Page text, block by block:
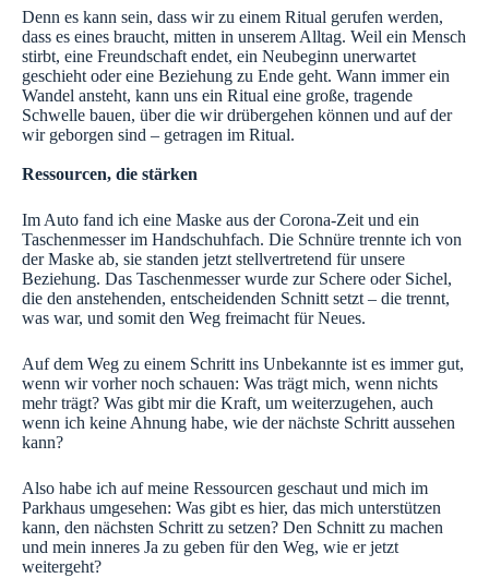
Denn es kann sein, dass wir zu einem Ritual gerufen werden,
dass es eines braucht, mitten in unserem Alltag. Weil ein Mensch
stirbt, eine Freundschaft endet, ein Neubeginn unerwartet
geschieht oder eine Beziehung zu Ende geht. Wann immer ein
Wandel ansteht, kann uns ein Ritual eine große, tragende
Schwelle bauen, über die wir drübergehen können und auf der
wir geborgen sind – getragen im Ritual.
Ressourcen, die stärken
Im Auto fand ich eine Maske aus der Corona-Zeit und ein
Taschenmesser im Handschuhfach. Die Schnüre trennte ich von
der Maske ab, sie standen jetzt stellvertretend für unsere
Beziehung. Das Taschenmesser wurde zur Schere oder Sichel,
die den anstehenden, entscheidenden Schnitt setzt – die trennt,
was war, und somit den Weg freimacht für Neues.
Auf dem Weg zu einem Schritt ins Unbekannte ist es immer gut,
wenn wir vorher noch schauen: Was trägt mich, wenn nichts
mehr trägt? Was gibt mir die Kraft, um weiterzugehen, auch
wenn ich keine Ahnung habe, wie der nächste Schritt aussehen
kann?
Also habe ich auf meine Ressourcen geschaut und mich im
Parkhaus umgesehen: Was gibt es hier, das mich unterstützen
kann, den nächsten Schritt zu setzen? Den Schnitt zu machen
und mein inneres Ja zu geben für den Weg, wie er jetzt
weitergeht?